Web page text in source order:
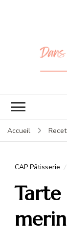
Accueil
CAP Pâtisserie